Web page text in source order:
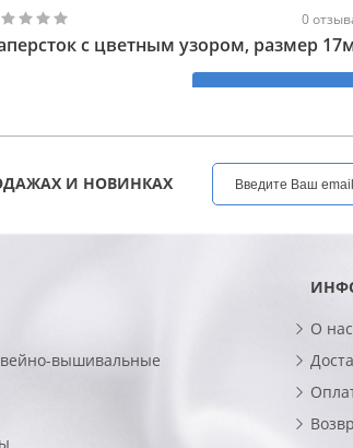
0
с цветным узором, размер
И НОВИНКАХ
вышивальные
О нас